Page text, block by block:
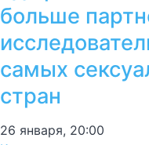
больше
самых
стран
26 января, 20:00